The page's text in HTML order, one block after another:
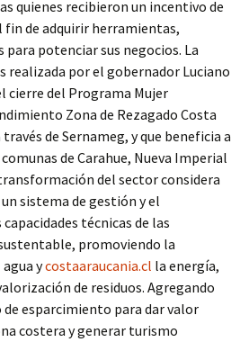
quienes recibieron un incentivo de
fin de adquirir herramientas,
para potenciar sus negocios. La
realizada por el gobernador Luciano
cierre del Programa Mujer
Zona de Rezagado Costa
de Sernameg, y que beneficia a
de Carahue, Nueva Imperial
del sector considera
sistema de gestión y el
técnicas de las
promoviendo la
ycostaaraucania.cl la energía,
de residuos. Agregando
de esparcimiento para dar valor
costera y generar turismo